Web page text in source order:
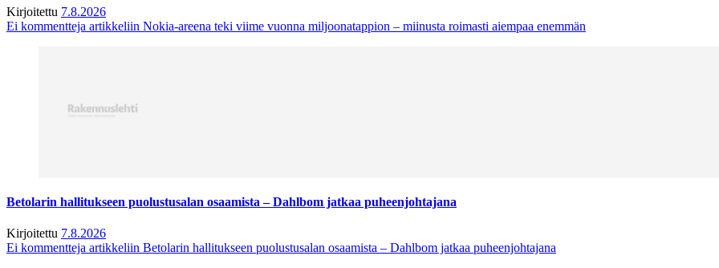
Kirjoitettu 7.8.2026
Ei kommentteja artikkeliin Nokia-areena teki viime vuonna miljoonatappion – miinusta roimasti aiempaa enemmän
Betolarin hallitukseen puolustusalan osaamista – Dahlbom jatkaa puheenjohtajana
Kirjoitettu 7.8.2026
Ei kommentteja artikkeliin Betolarin hallitukseen puolustusalan osaamista – Dahlbom jatkaa puheenjohtajana